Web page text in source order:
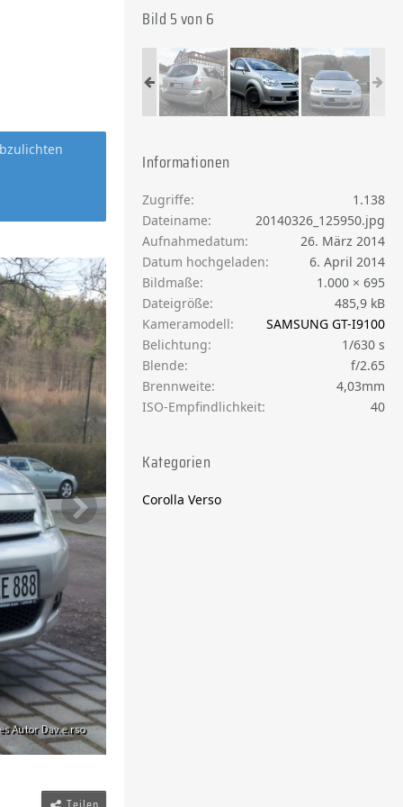
Bild 5 von 6
Informationen
Zugriffe
1.138
Dateiname
20140326_125950.jpg
Aufnahmedatum
26. März 2014
Datum hochgeladen
6. April 2014
Bildmaße
1.000 × 695
Dateigröße
485,9 kB
Kameramodell
SAMSUNG GT-I9100
Belichtung
1/630 s
Blende
f/2.65
Brennweite
4,03mm
ISO-Empfindlichkeit
40
Kategorien
Corolla Verso